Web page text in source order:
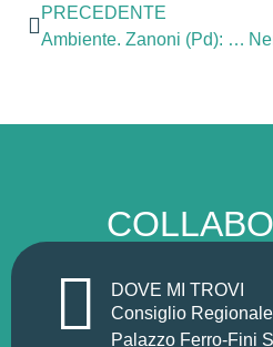
PRECEDENTE
Ambiente. Zanoni (Pd): Croazia blocca trivelle dimostrazione che i rischi sono troppo elevati
DOVE MI TROVI
Consiglio
Palazzo Ferro-Fini